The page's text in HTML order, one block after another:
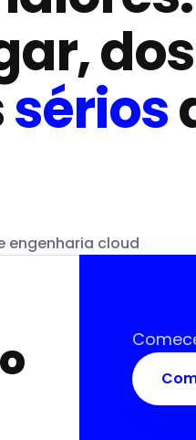
sérios
engenharia cloud